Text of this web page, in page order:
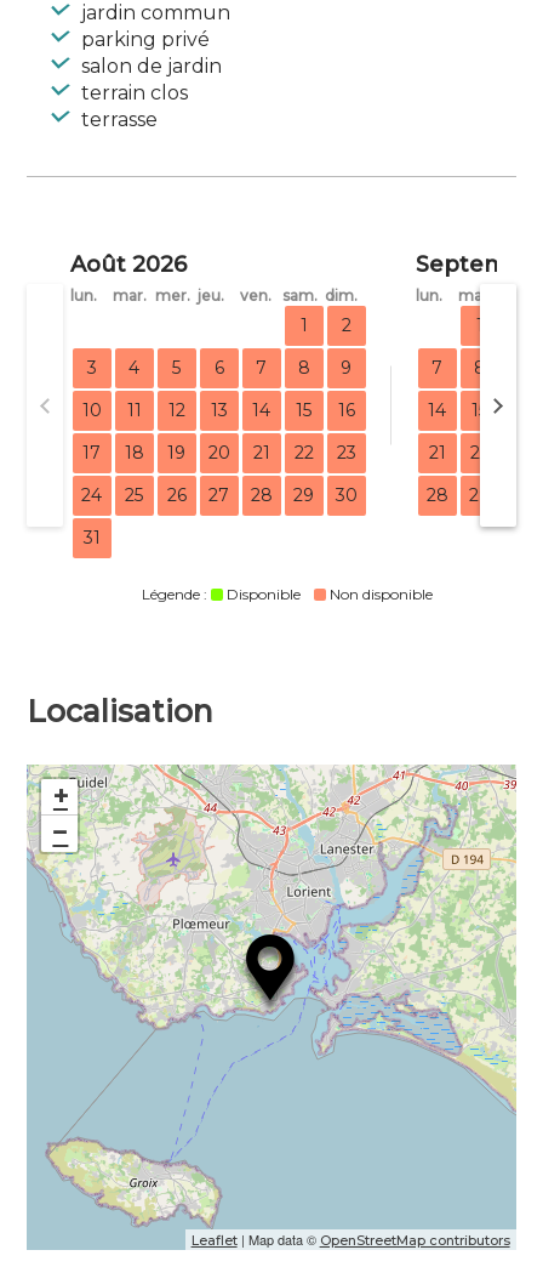
jardin commun
parking privé
salon de jardin
terrain clos
terrasse
Août 2026
lun. mar. mer. jeu. ven. sam. dim.
1
2
3
4 5 6 7 8
9
10
11 12 13 14 15
16
17
18 19 20 21 22
23
24
25 26 27 28 29
30
31
lun. mar.
1
7
8
14
15
21
22
28
29
Légende : Disponible Non disponible
Localisation
+
−
Leaflet| Map data © OpenStreetMap contributors